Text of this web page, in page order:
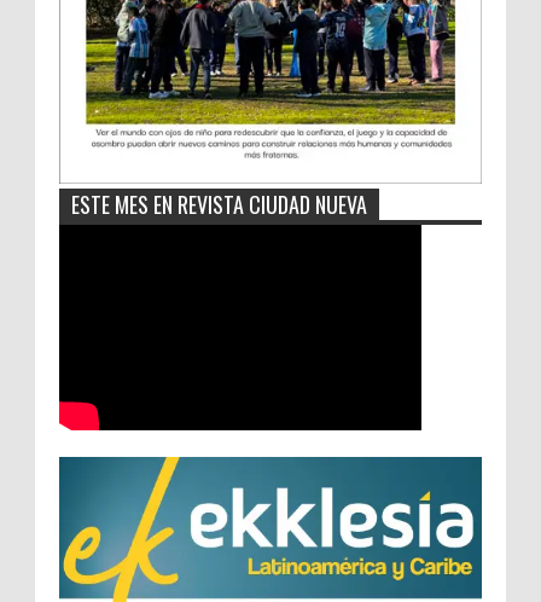
ESTE MES EN REVISTA CIUDAD NUEVA